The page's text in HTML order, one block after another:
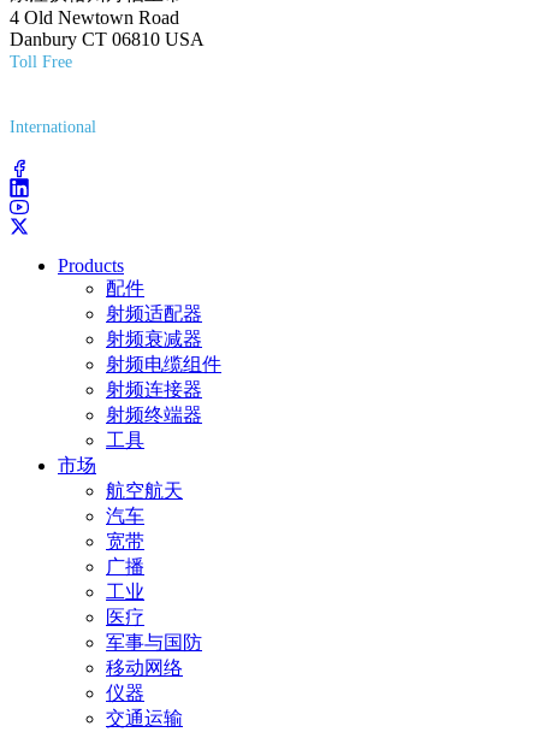
4 Old Newtown Road
Danbury CT 06810 USA
Toll Free
International
Products
配件
射频适配器
射频衰减器
射频电缆组件
射频连接器
射频终端器
工具
市场
航空航天
汽车
宽带
广播
工业
医疗
军事与国防
移动网络
仪器
交通运输